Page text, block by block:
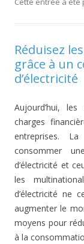
Réduisez
grâce à un
d’électricité
Aujourd’hui,
charges
entreprises.
consommer
d’électricité et
les
d’électricité ne
augmenter le
moyens pour
à la